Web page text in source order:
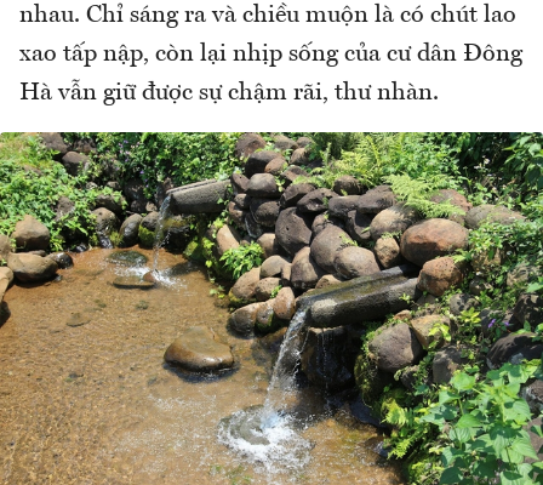
nhau. Chỉ sáng ra và chiều muộn là có chút lao
xao tấp nập, còn lại nhịp sống của cư dân Đông
Hà vẫn giữ được sự chậm rãi, thư nhàn.